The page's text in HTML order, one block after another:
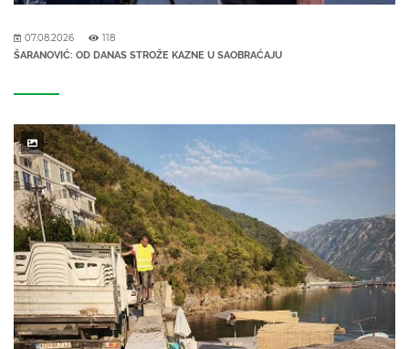
07.08.2026 118
ŠARANOVIĆ: OD DANAS STROŽE KAZNE U SAOBRAĆAJU